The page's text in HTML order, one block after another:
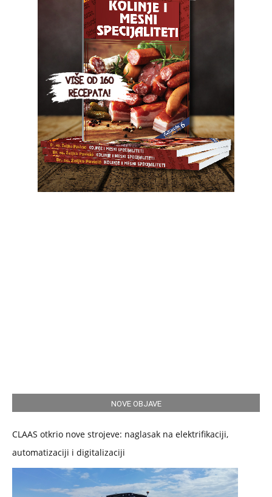
NOVE OBJAVE
CLAAS otkrio nove strojeve: naglasak na elektrifikaciji,
automatizaciji i digitalizaciji